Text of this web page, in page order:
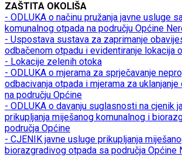
ZAŠTITA OKOLIŠA
- ODLUKA o načinu pružanja javne usluge
komunalnog otpada na području Općine
- Uspostava sustava za zaprimanje
odbačenom otpadu i evidentiranje lokacija
- Lokacije zelenih otoka
- ODLUKA o mjerama za sprječavanje
odbacivanja otpada i mjerama za
na području Općine
- ODLUKA o davanju suglasnosti na cjenik
prikupljanja miješanog komunalnog i
područja Općine
- CJENIK javne usluge prikupljanja
biorazgradivog otpada sa područja Općine